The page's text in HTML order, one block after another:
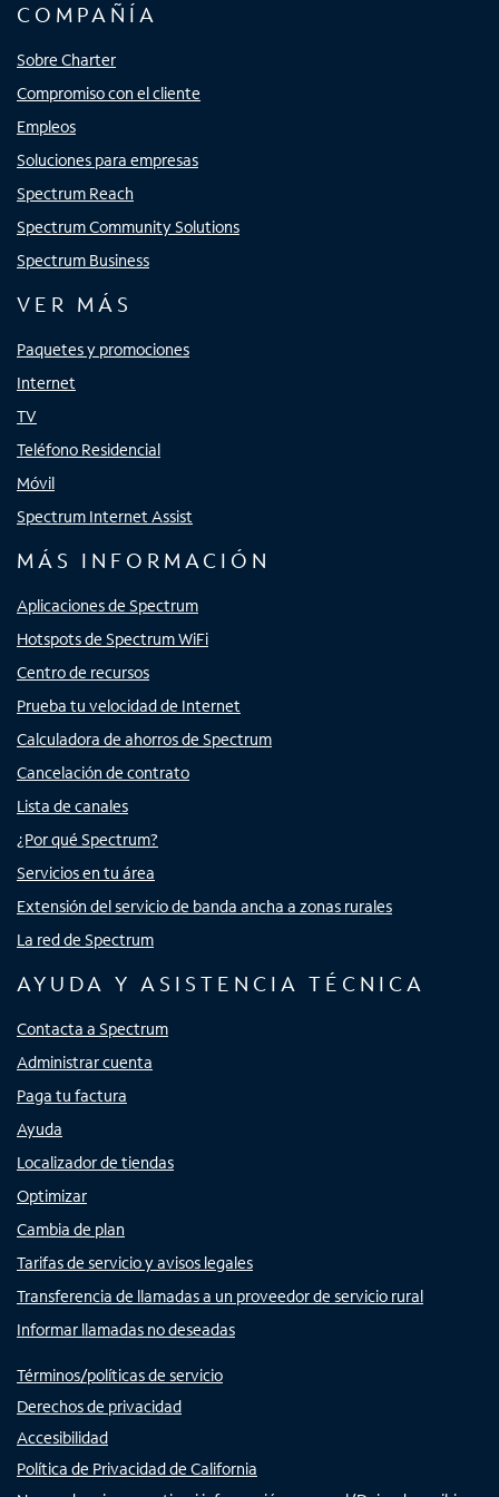
COMPAÑÍA
Sobre Charter
Compromiso con el cliente
Empleos
Soluciones para empresas
Spectrum Reach
Spectrum Community Solutions
Spectrum Business
VER MÁS
Paquetes y promociones
Internet
TV
Teléfono Residencial
Móvil
Spectrum Internet Assist
MÁS INFORMACIÓN
Aplicaciones de Spectrum
Hotspots de Spectrum WiFi
Centro de recursos
Prueba tu velocidad de Internet
Calculadora de ahorros de Spectrum
Cancelación de contrato
Lista de canales
¿Por qué Spectrum?
Servicios en tu área
Extensión del servicio de banda ancha a zonas rurales
La red de Spectrum
AYUDA Y ASISTENCIA TÉCNICA
Contacta a Spectrum
Administrar cuenta
Paga tu factura
Ayuda
Localizador de tiendas
Optimizar
Cambia de plan
Tarifas de servicio y avisos legales
Transferencia de llamadas a un proveedor de servicio rural
Informar llamadas no deseadas
Términos/políticas de servicio
Derechos de privacidad
Accesibilidad
Política de Privacidad de California